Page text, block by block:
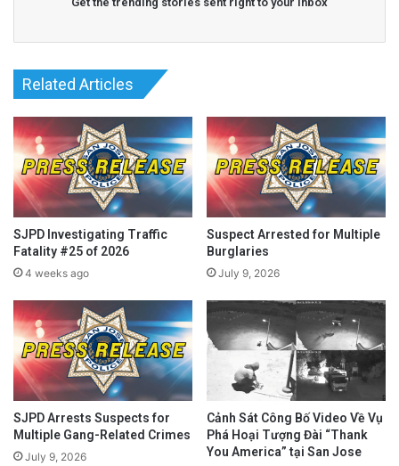
… Đọc TiếpRead More
Related Articles
SJPD Investigating Traffic
Fatality #25 of 2026
4 weeks ago
Suspect Arrested for Multiple
Burglaries
July 9, 2026
SJPD Arrests Suspects for
Multiple Gang-Related Crimes
July 9, 2026
Cảnh Sát Công Bố Video Về Vụ
Phá Hoại Tượng Đài “Thank
You America” tại San Jose